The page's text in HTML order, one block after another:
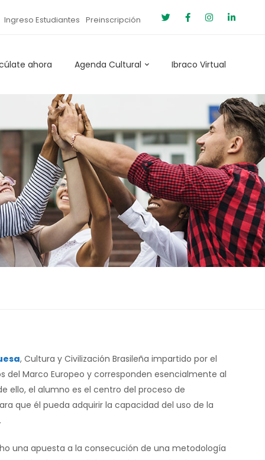
Ingreso Estudiantes Preinscripción
ahora Agenda Cultural Ibraco Virtual
, Cultura y Civilización Brasileña impartido por el
del Marco Europeo y corresponden esencialmente al
ello, el alumno es el centro del proceso de
que él pueda adquirir la capacidad del uso de la
una apuesta a la consecución de una metodología